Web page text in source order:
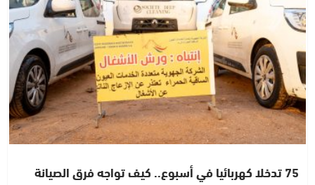
75 تدخلا كهربائيا في أسبوع.. كيف تواجه فرق الصيانة